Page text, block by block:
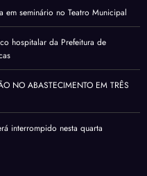
em seminário no Teatro Municipal
hospitalar da Prefeitura de
NO ABASTECIMENTO EM TRÊS
interrompido nesta quarta